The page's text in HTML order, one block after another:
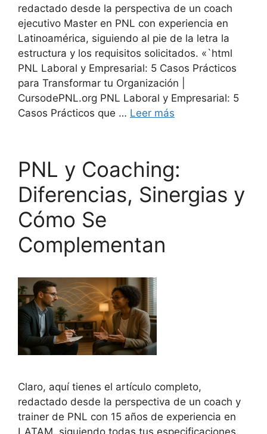
redactado desde la perspectiva de un coach
ejecutivo Master en PNL con experiencia en
Latinoamérica, siguiendo al pie de la letra la
estructura y los requisitos solicitados. «`html
PNL Laboral y Empresarial: 5 Casos Prácticos
para Transformar tu Organización |
CursodePNL.org PNL Laboral y Empresarial: 5
Casos Prácticos que … Leer más
PNL y Coaching:
Diferencias, Sinergias y
Cómo Se
Complementan
Claro, aquí tienes el artículo completo,
redactado desde la perspectiva de un coach y
trainer de PNL con 15 años de experiencia en